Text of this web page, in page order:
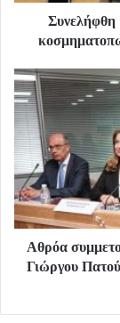
Συνελήφθη
Αθρόα
Γιώργου